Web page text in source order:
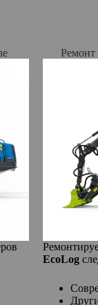
Ремонт
EcoLog